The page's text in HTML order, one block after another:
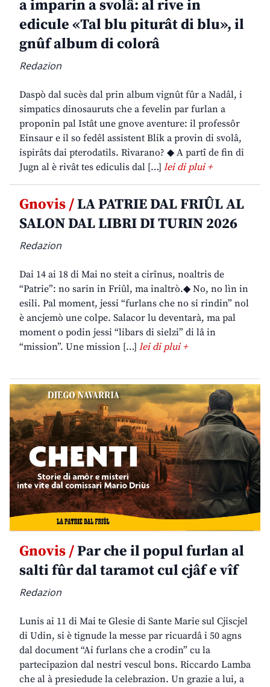
a imparin a svolâ: al rive in
edicule «Tal blu piturât di blu», il
gnûf album di colorâ
Redazion
Daspò dal sucès dal prin album vignût fûr a Nadâl, i
simpatics dinosauruts che a fevelin par furlan a
proponin pal Istât une gnove aventure: il professôr
Einsaur e il so fedêl assistent Blik a provin di svolâ,
ispirâts dai pterodatils. Rivarano? ◆ A partî de fin di
Jugn al è rivât tes ediculis dal […] lei di plui +
Gnovis /LA PATRIE DAL FRIÛL AL
SALON DAL LIBRI DI TURIN 2026
Redazion
Dai 14 ai 18 di Mai no steit a cirînus, noaltris de
“Patrie”: no sarin in Friûl, ma inaltrò.◆ No, no lìn in
esili. Pal moment, jessi “furlans che no si rindin” nol
è ancjemò une colpe. Salacor lu deventarà, ma pal
moment o podin jessi “libars di sielzi” di lâ in
“mission”. Une mission […] lei di plui +
Gnovis /Par che il popul furlan al
salti fûr dal taramot cul cjâf e vîf
Redazion
Lunis ai 11 di Mai te Glesie di Sante Marie sul Cjiscjel
di Udin, si è tignude la messe par ricuardâ i 50 agns
dal document “Ai furlans che a crodin” cu la
partecipazion dal nestri vescul bons. Riccardo Lamba
che al à presiedude la celebrazion. Un grazie a lui, a